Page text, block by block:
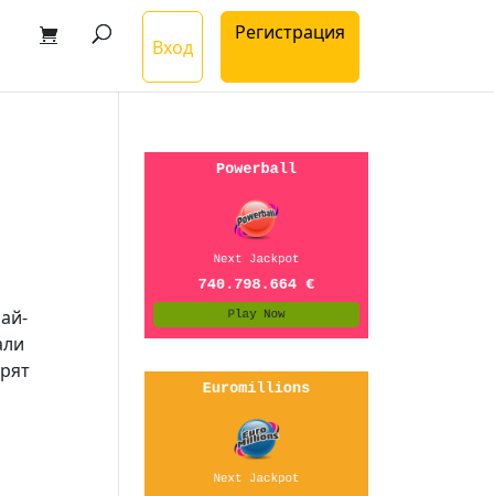
Вход
Регистрация